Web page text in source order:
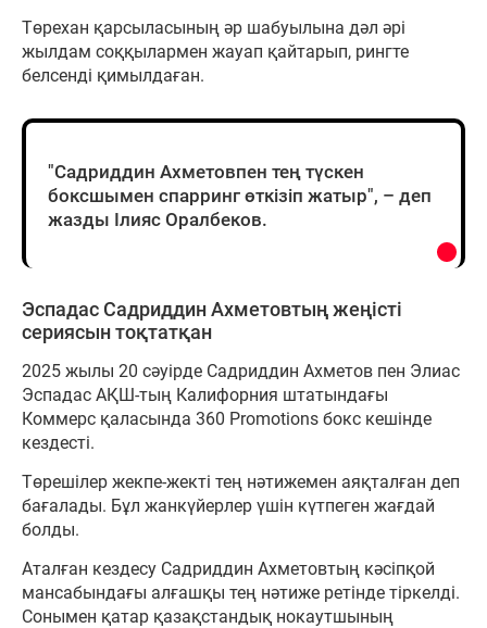
Төрехан қарсыласының әр шабуылына дәл әрі
жылдам соққылармен жауап қайтарып, рингте
белсенді қимылдаған.
"Садриддин Ахметовпен тең түскен
боксшымен спарринг өткізіп жатыр", – деп
жазды Ілияс Оралбеков.
Эспадас Садриддин Ахметовтың жеңісті
сериясын тоқтатқан
2025 жылы 20 сәуірде Садриддин Ахметов пен Элиас
Эспадас АҚШ-тың Калифорния штатындағы
Коммерс қаласында 360 Promotions бокс кешінде
кездесті.
Төрешілер жекпе-жекті тең нәтижемен аяқталған деп
бағалады. Бұл жанкүйерлер үшін күтпеген жағдай
болды.
Аталған кездесу Садриддин Ахметовтың кәсіпқой
мансабындағы алғашқы тең нәтиже ретінде тіркелді.
Сонымен қатар қазақстандық нокаутшының